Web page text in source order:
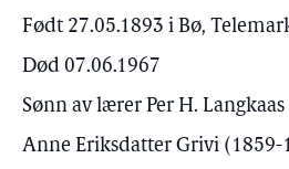
Født 27.05.1893 i Bø,
Død 07.06.1967
Sønn av lærer Per H.
Anne Eriksdatter Grivi (1859-